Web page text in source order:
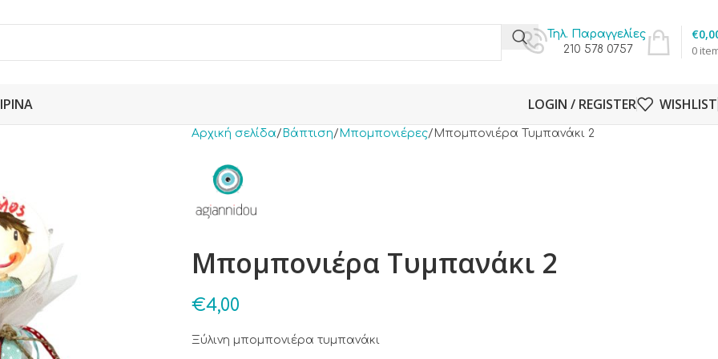
Τηλ. Παραγγελίες
210 578 0757
0
€
LOGIN / REGISTER WISHLIST
Αρχική σελίδα Βάπτιση Μπομπονιέρες Μπομπονιέρα Τυμπανάκι 2
Μπομπονιέρα Τυμπανάκι 2
€4,00
Ξύλινη μπομπονιέρα τυμπανάκι